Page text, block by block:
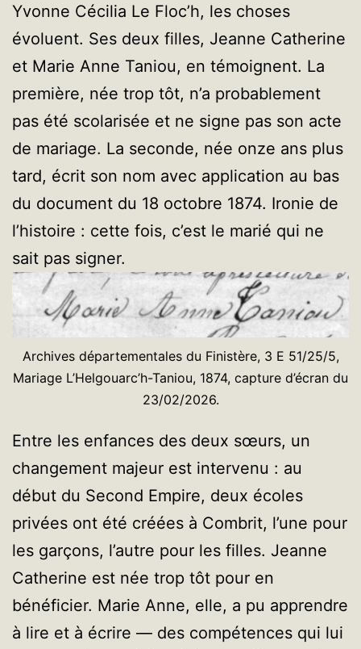
Yvonne Cécilia Le Floc’h, les choses
évoluent. Ses deux filles, Jeanne Catherine
et Marie Anne Taniou, en témoignent. La
première, née trop tôt, n’a probablement
pas été scolarisée et ne signe pas son acte
de mariage. La seconde, née onze ans plus
tard, écrit son nom avec application au bas
du document du 18 octobre 1874. Ironie de
l’histoire : cette fois, c’est le marié qui ne
sait pas signer.
Archives départementales du Finistère, 3 E 51/25/5,
Mariage L’Helgouarc’h-Taniou, 1874, capture d’écran du
23/02/2026.
Entre les enfances des deux sœurs, un
changement majeur est intervenu : au
début du Second Empire, deux écoles
privées ont été créées à Combrit, l’une pour
les garçons, l’autre pour les filles. Jeanne
Catherine est née trop tôt pour en
bénéficier. Marie Anne, elle, a pu apprendre
à lire et à écrire — des compétences qui lui